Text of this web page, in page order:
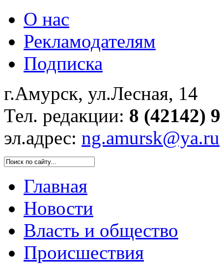
О нас
Рекламодателям
Подписка
г.Амурск, ул.Лесная, 14
Тел. редакции: 8 (42142)
эл.адрес: ng.amursk@ya.ru
Главная
Новости
Власть и общество
Происшествия